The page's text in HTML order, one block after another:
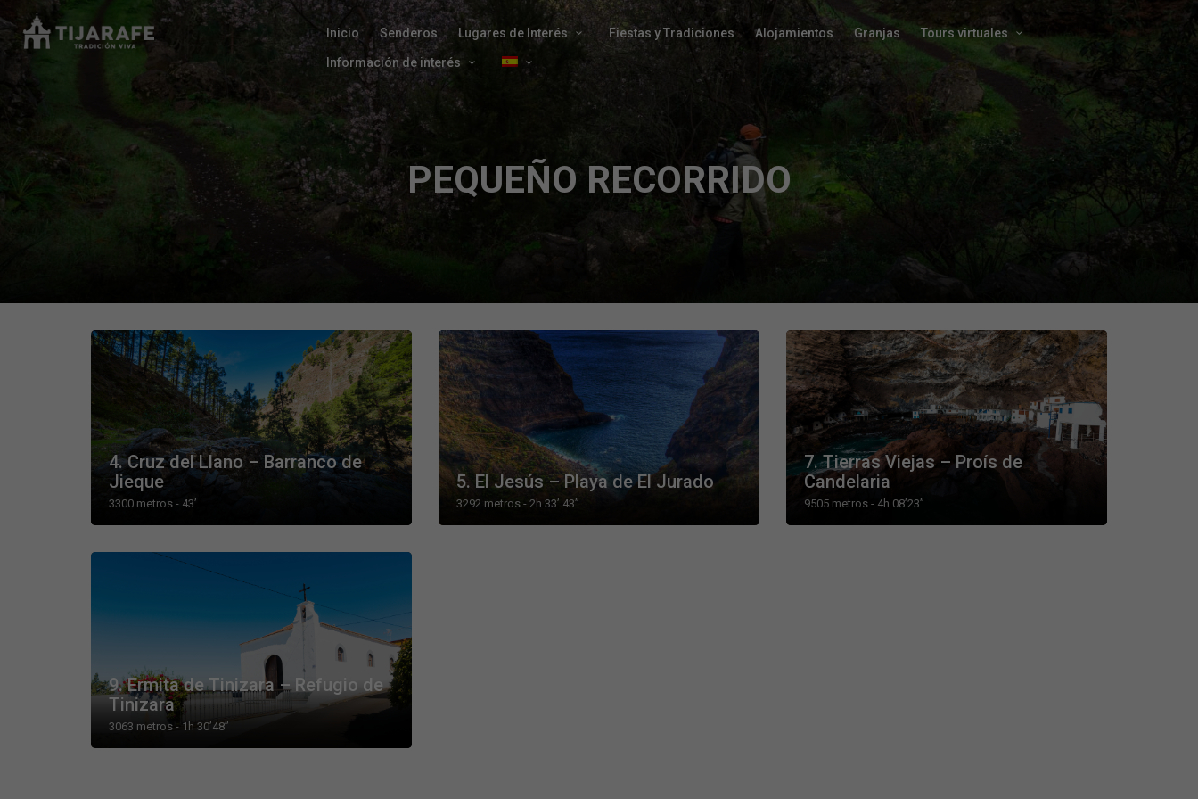
Inicio Senderos Lugares de Interés Fiestas y Tradiciones Alojamientos Granjas Tours virtuales
Información de interés
PEQUEÑO RECORRIDO
4. Cruz del Llano – Barranco de
Jieque
3300 metros - 43’
5. El Jesús – Playa de El Jurado
3292 metros - 2h 33’ 43’’
7. Tierras Viejas – Proís de
Candelaria
9505 metros - 4h 08’23’’
9. Ermita de Tinizara – Refugio de
Tinizara
3063 metros - 1h 30’48’’